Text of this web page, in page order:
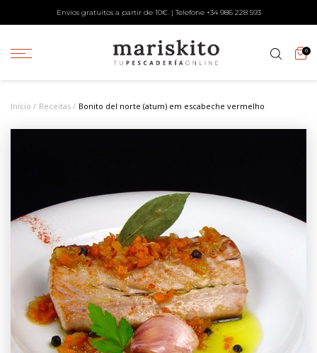
Envios gratuitos a partir de 10€. | Telefone +34 986 228 593
0
Início Receitas Bonito del norte (atum) em escabeche vermelho